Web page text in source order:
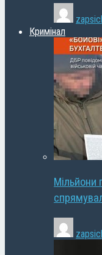
Кримінал
Мільйони